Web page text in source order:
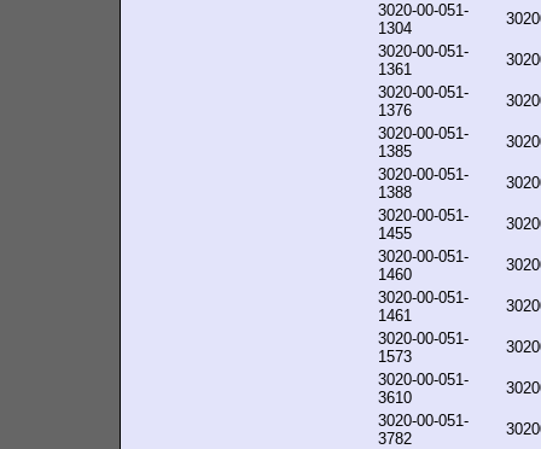
3020-00-051-
1304
3020-00-051-
1361
3020-00-051-
1376
3020-00-051-
1385
3020-00-051-
1388
3020-00-051-
1455
3020-00-051-
1460
3020-00-051-
1461
3020-00-051-
1573
3020-00-051-
3610
3020-00-051-
3782